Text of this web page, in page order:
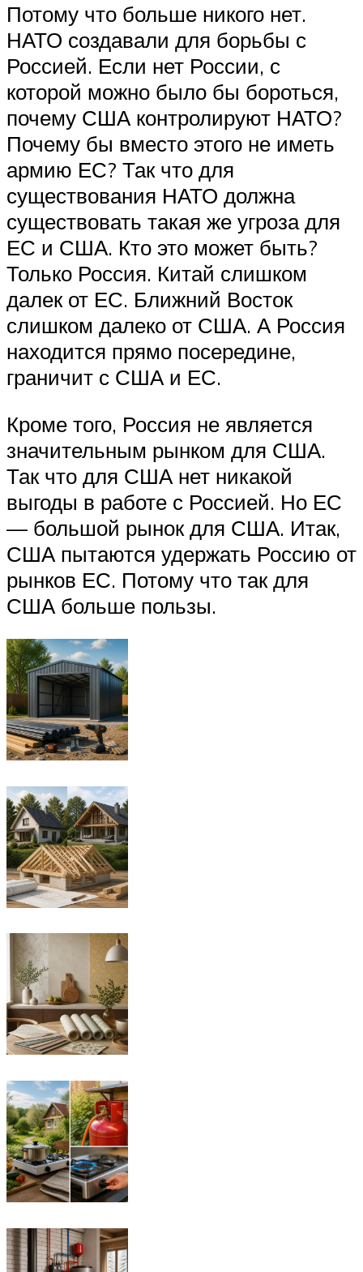
Потому что больше никого нет.
НАТО создавали для борьбы с
Россией. Если нет России, с
которой можно было бы бороться,
почему США контролируют НАТО?
Почему бы вместо этого не иметь
армию ЕС? Так что для
существования НАТО должна
существовать такая же угроза для
ЕС и США. Кто это может быть?
Только Россия. Китай слишком
далек от ЕС. Ближний Восток
слишком далеко от США. А Россия
находится прямо посередине,
граничит с США и ЕС.
Кроме того, Россия не является
значительным рынком для США.
Так что для США нет никакой
выгоды в работе с Россией. Но ЕС
— большой рынок для США. Итак,
США пытаются удержать Россию от
рынков ЕС. Потому что так для
США больше пользы.